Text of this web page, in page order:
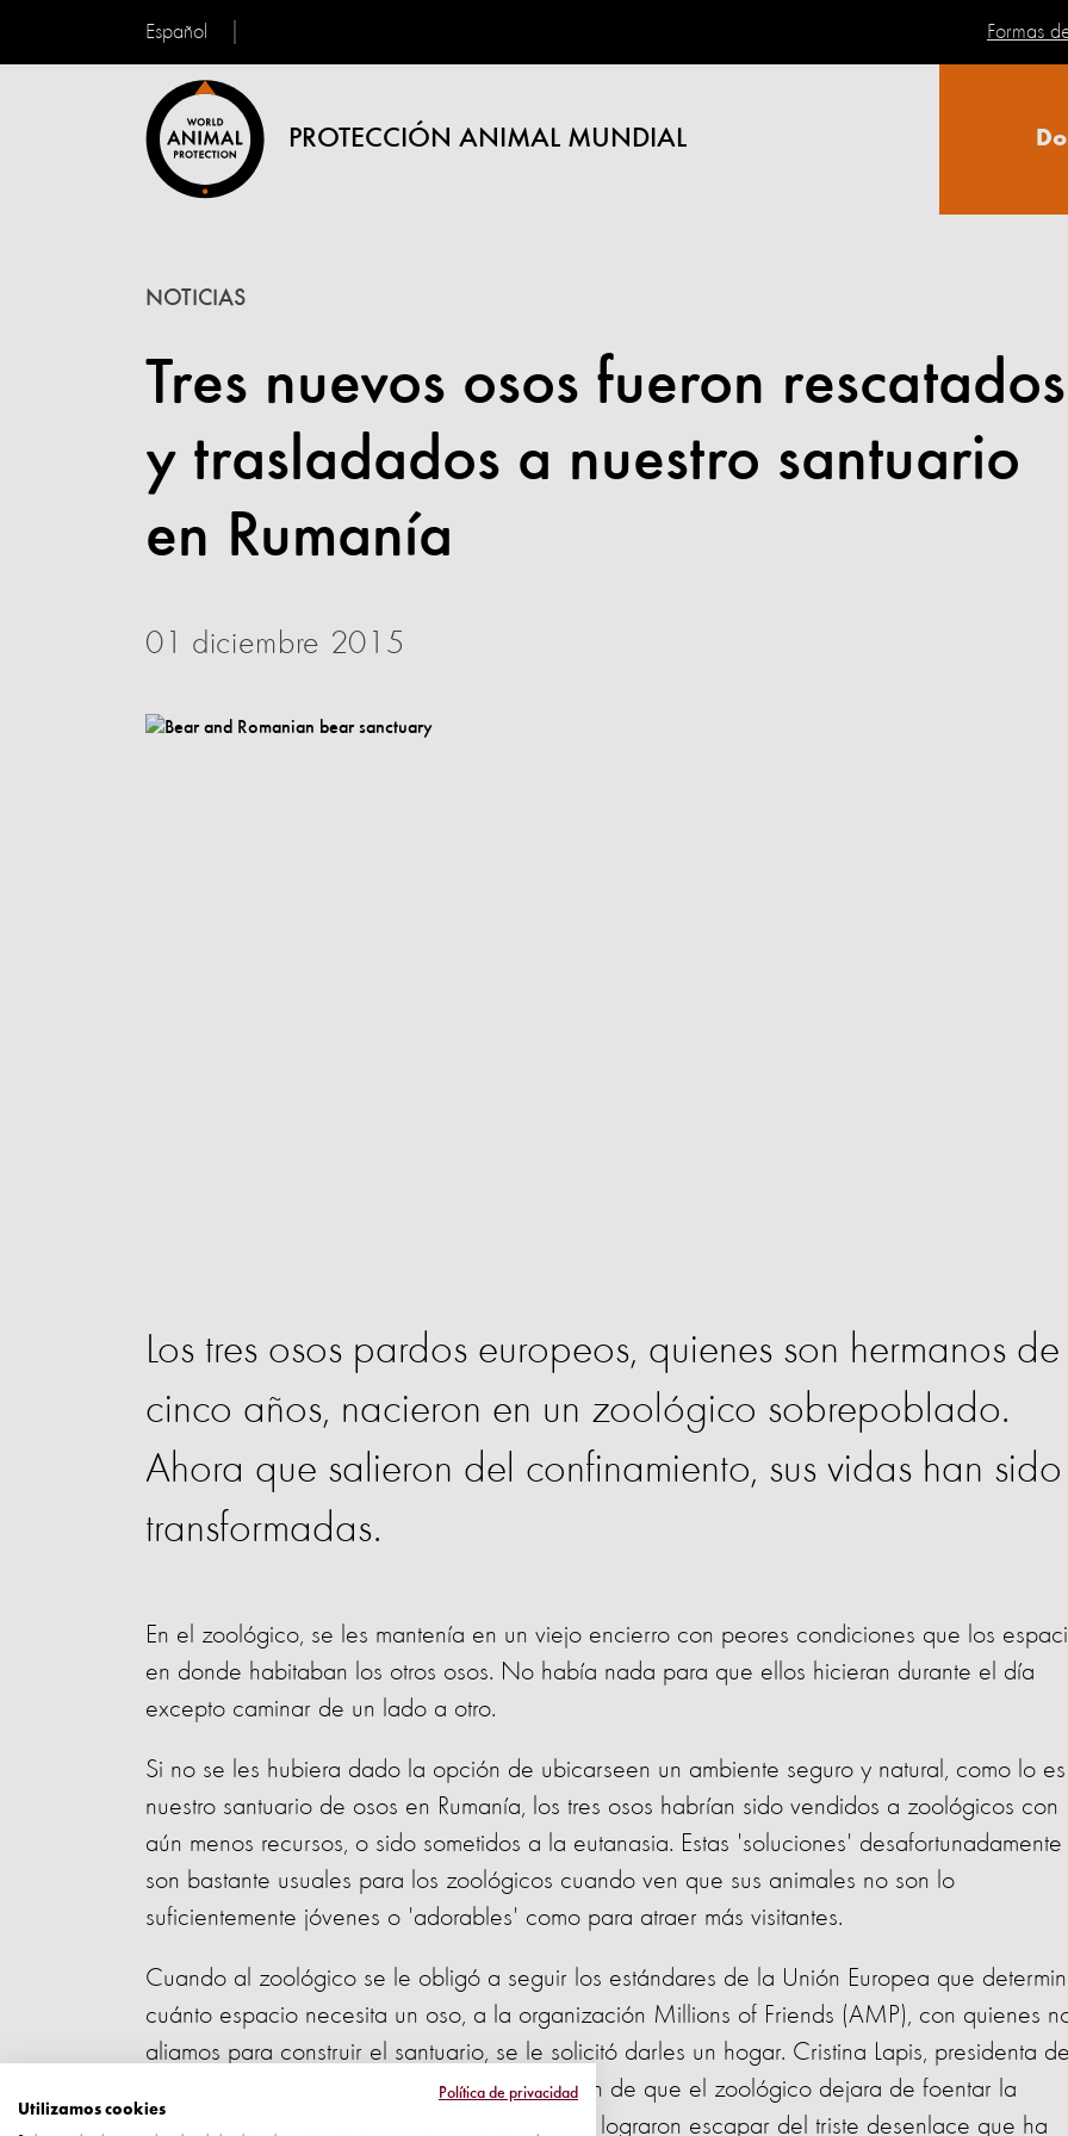
Español
PROTECCIÓN ANIMAL MUNDIAL
Formas
Tres nuevos osos fueron rescatados
y trasladados a nuestro santuario
en Rumanía
NOTICIAS
01 diciembre 2015
Los tres osos pardos europeos, quienes son hermanos de
cinco años, nacieron en un zoológico sobrepoblado.
Ahora que salieron del confinamiento, sus vidas han sido
transformadas.
En el zoológico, se les mantenía en un viejo encierro con peores condiciones que los
en donde habitaban los otros osos. No había nada para que ellos hicieran durante el día
excepto caminar de un lado a otro.
Si no se les hubiera dado la opción de ubicarseen un ambiente seguro y natural, como lo es
nuestro santuario de osos en Rumanía, los tres osos habrían sido vendidos a zoológicos con
aún menos recursos, o sido sometidos a la eutanasia. Estas 'soluciones' desafortunadamente
son bastante usuales para los zoológicos cuando ven que sus animales no son lo
suficientemente jóvenes o 'adorables' como para atraer más visitantes.
Cuando al zoológico se le obligó a seguir los estándares de la Unión Europea que
cuánto espacio necesita un oso, a la organización Millions of Friends (AMP), con quienes
aliamos para construir el santuario, se le solicitó darles un hogar. Cristina Lapis, presidenta
AMP, aceptó cuidar de ellos con la condición de que el zoológico dejara de foentar la
reproducción de osos. Por suerte, ya los osos lograron escapar del triste desenlace que ha
Política de privacidad
Utilizamos cookies